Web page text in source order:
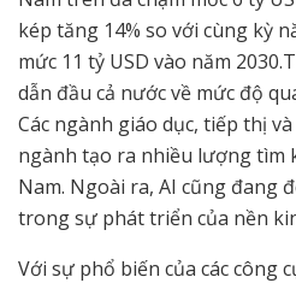
kép tăng 14% so với cùng kỳ
mức 11 tỷ USD vào năm
dẫn đầu cả nước về mức độ
Các ngành giáo dục, tiếp thị
ngành tạo ra nhiều lượng tìm
Nam. Ngoài ra, AI cũng đang
trong sự phát triển của nền
Với sự phổ biến của các công